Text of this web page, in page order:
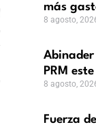
más
8 agosto,
Abinader
PRM
8 agosto,
Fuerza